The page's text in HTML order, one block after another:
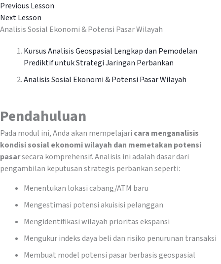
Previous Lesson
Next Lesson
Analisis Sosial Ekonomi & Potensi Pasar Wilayah
Kursus Analisis Geospasial Lengkap dan Pemodelan
Prediktif untuk Strategi Jaringan Perbankan
Analisis Sosial Ekonomi & Potensi Pasar Wilayah
Pendahuluan
Pada modul ini, Anda akan mempelajari cara menganalisis
kondisi sosial ekonomi wilayah dan memetakan potensi
pasarsecara komprehensif. Analisis ini adalah dasar dari
pengambilan keputusan strategis perbankan seperti:
Menentukan lokasi cabang/ATM baru
Mengestimasi potensi akuisisi pelanggan
Mengidentifikasi wilayah prioritas ekspansi
Mengukur indeks daya beli dan risiko penurunan transaksi
Membuat model potensi pasar berbasis geospasial